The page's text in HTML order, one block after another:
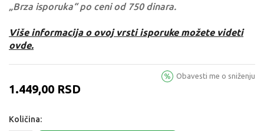
„Brza isporuka“ po ceni od 750 dinara.
Više informacija o ovoj vrsti isporuke možete videti
ovde.
1.449,00 RSD
Obavesti me o sniženju
Količina: